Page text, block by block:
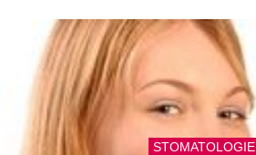
STOMATOLOGIE